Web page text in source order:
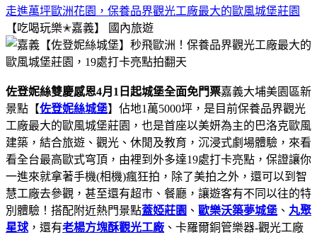
走進萬坪歐洲花園，保養品界觀光工廠最大的歐風城堡莊園
【吃喝玩樂✭嘉義】
國內旅遊
佐登妮絲雙慶感恩4月1日起城堡全面免門票嘉義大埔美園區新
景點【佐登妮絲城堡】佔地1萬5000坪，是目前保養品界觀光
工廠最大的歐風城堡莊園，也是首座以美妍為主的巴洛克歐風
建築，結合旅遊、觀光、休閒及教育，沉浸式劇場體驗，來看
看全台最高歐式穹頂，由裡到外多達19處打卡亮點，保證讓你
一進來就拿著手機(相機)瘋狂拍，除了美拍之外，還可以到智
慧工廠去參觀，甚至還有超市、餐廳，讓遊客有不同以往的特
別體驗！搭配附近熱門景點蓋婭莊園 、 歐樂沃築夢城堡 、 丸聚
星球 ，還有老楊方塊酥觀光工廠 、卡羅爾銅管樂器-觀光工廠